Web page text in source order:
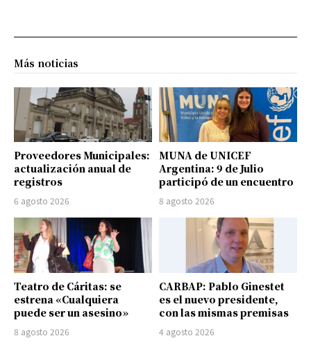
Más noticias
Proveedores Municipales:
actualización anual de
registros
6 agosto 2026
MUNA de UNICEF
Argentina: 9 de Julio
participó de un encuentro
8 agosto 2026
Teatro de Cáritas: se
estrena «Cualquiera
puede ser un asesino»
8 agosto 2026
CARBAP: Pablo Ginestet
es el nuevo presidente,
con las mismas premisas
4 agosto 2026